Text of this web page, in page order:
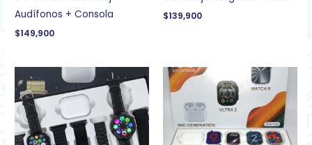
Audífonos + Consola
$149,900
$139,900